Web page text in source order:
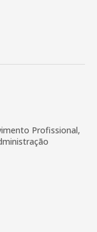
Profissional,